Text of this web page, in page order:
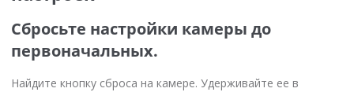
Сбросьте настройки камеры до
первоначальных.
Найдите кнопку сброса на камере. Удерживайте ее в